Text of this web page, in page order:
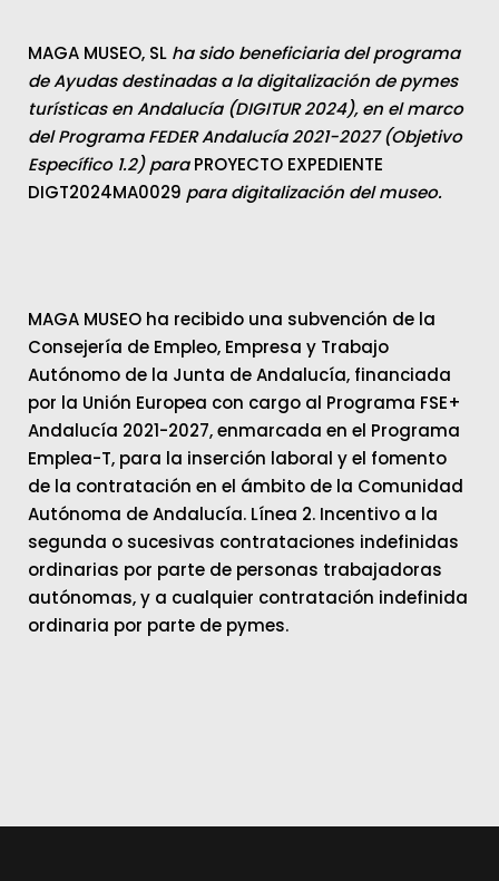
MAGA MUSEO, SL ha sido beneficiaria del programa
de Ayudas destinadas a la digitalización de pymes
turísticas en Andalucía (DIGITUR 2024), en el marco
del Programa FEDER Andalucía 2021-2027 (Objetivo
Específico 1.2) paraPROYECTO EXPEDIENTE
DIGT2024MA0029 para digitalización del museo.
MAGA MUSEO ha recibido una subvención de la
Consejería de Empleo, Empresa y Trabajo
Autónomo de la Junta de Andalucía, financiada
por la Unión Europea con cargo al Programa FSE+
Andalucía 2021-2027, enmarcada en el Programa
Emplea-T, para la inserción laboral y el fomento
de la contratación en el ámbito de la Comunidad
Autónoma de Andalucía. Línea 2. Incentivo a la
segunda o sucesivas contrataciones indefinidas
ordinarias por parte de personas trabajadoras
autónomas, y a cualquier contratación indefinida
ordinaria por parte de pymes.